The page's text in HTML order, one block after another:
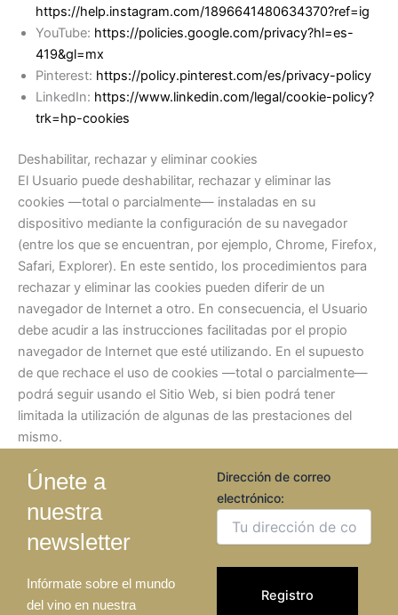
https://help.instagram.com/1896641480634370?ref=ig
YouTube: https://policies.google.com/privacy?hl=es-
419&gl=mx
Pinterest: https://policy.pinterest.com/es/privacy-policy
LinkedIn: https://www.linkedin.com/legal/cookie-policy?
trk=hp-cookies
Deshabilitar, rechazar y eliminar cookies
El Usuario puede deshabilitar, rechazar y eliminar las
cookies —total o parcialmente— instaladas en su
dispositivo mediante la configuración de su navegador
(entre los que se encuentran, por ejemplo, Chrome, Firefox,
Safari, Explorer). En este sentido, los procedimientos para
rechazar y eliminar las cookies pueden diferir de un
navegador de Internet a otro. En consecuencia, el Usuario
debe acudir a las instrucciones facilitadas por el propio
navegador de Internet que esté utilizando. En el supuesto
de que rechace el uso de cookies —total o parcialmente—
podrá seguir usando el Sitio Web, si bien podrá tener
limitada la utilización de algunas de las prestaciones del
mismo.
Únete a
nuestra
newsletter
Infórmate sobre el mundo
del vino en nuestra
Dirección de correo
electrónico: